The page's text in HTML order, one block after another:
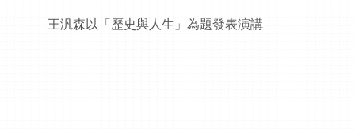
王汎森以「歷史與人生」為題發表演講